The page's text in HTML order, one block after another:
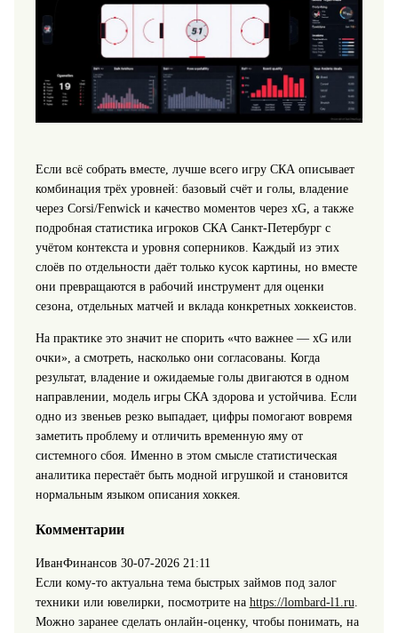
Если всё собрать вместе, лучше всего игру СКА описывает
комбинация трёх уровней: базовый счёт и голы, владение
через Corsi/Fenwick и качество моментов через xG, а также
подробная статистика игроков СКА Санкт-Петербург с
учётом контекста и уровня соперников. Каждый из этих
слоёв по отдельности даёт только кусок картины, но вместе
они превращаются в рабочий инструмент для оценки
сезона, отдельных матчей и вклада конкретных хоккеистов.
На практике это значит не спорить «что важнее — xG или
очки», а смотреть, насколько они согласованы. Когда
результат, владение и ожидаемые голы двигаются в одном
направлении, модель игры СКА здорова и устойчива. Если
одно из звеньев резко выпадает, цифры помогают вовремя
заметить проблему и отличить временную яму от
системного сбоя. Именно в этом смысле статистическая
аналитика перестаёт быть модной игрушкой и становится
нормальным языком описания хоккея.
Комментарии
ИванФинансов 30-07-2026 21:11
Если кому-то актуальна тема быстрых займов под залог
техники или ювелирки, посмотрите на https://lombard-l1.ru
Можно заранее сделать онлайн-оценку, чтобы понимать, на